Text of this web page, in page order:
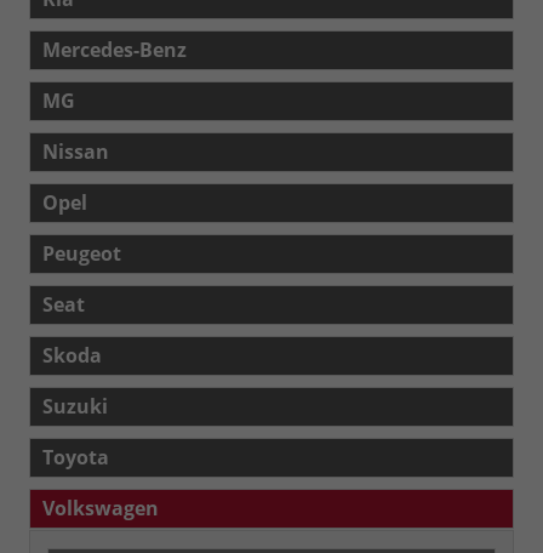
Mercedes-Benz
MG
Nissan
Opel
Peugeot
Seat
Skoda
Suzuki
Toyota
Volkswagen